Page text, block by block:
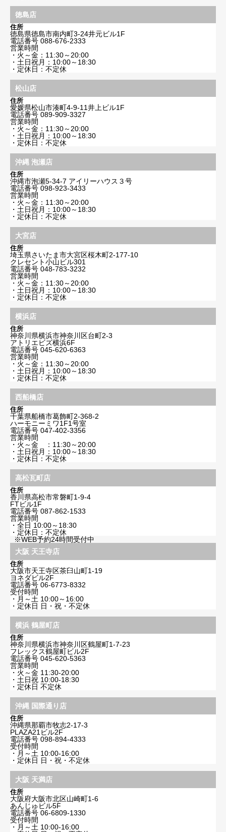
徳島店
住所
徳島県徳島市南内町3-24井元ビル1F
電話番号 088-676-2333
営業時間
・火～金：11:30～20:00
・土日祝月：10:00～18:30
・定休日：不定休
松山店
住所
愛媛県松山市湊町4-9-11井上ビル1F
電話番号 089-909-3327
営業時間
・火～金：11:30～20:00
・土日祝月：10:00～18:30
・定休日：不定休
沖縄 泡瀬店
住所
沖縄市泡瀬5-34-7 アイリーハウス３号
電話番号 098-923-3433
営業時間
・火～金：11:30～20:00
・土日祝月：10:00～18:30
・定休日：不定休
大宮店
住所
埼玉県さいたま市大宮区桜木町2-177-10
クレセント小山ビル301
電話番号 048-783-3232
営業時間
・火～金：11:30～20:00
・土日祝月：10:00～18:30
・定休日：不定休
横浜店
住所
神奈川県横浜市神奈川区台町2-3
アトリエビズ横浜6F
電話番号 045-620-6363
営業時間
・火～金：11:30～20:00
・土日祝月：10:00～18:30
・定休日：不定休
西船橋店
住所
千葉県船橋市葛飾町2-368-2
ハーモニーミワ1F1号室
電話番号 047-402-3356
営業時間
・火～金 ：11:30～20:00
・土日祝月：10:00～18:30
・定休日：不定休
高松瓦町店
住所
香川県高松市常磐町1-9-4
FTビル1F
電話番号 087-862-1533
営業時間
・全日 10:00～18:30
・定休日：不定休
※WEB予約24時間受付中
大阪 天王寺店
住所
大阪市天王寺区茶臼山町1-19
ヨネダビル2F
電話番号 06-6773-8332
受付時間
・月～土 10:00～16:00
・定休日 日・祝・不定休
横浜 鶴屋町店
住所
神奈川県横浜市神奈川区鶴屋町1-7-23
フレックス鶴屋町ビル2F
電話番号 045-620-5363
営業時間
・火～金 11:30-20:00
・土日祝 10:00-18:30
・定休日 不定休
沖縄 国際通り店
住所
沖縄県那覇市牧志2-17-3
PLAZA21ビル2F
電話番号 098-894-4333
受付時間
・月～土 10:00-16:00
・定休日 日・祝・不定休
大阪 天満店
住所
大阪府大阪市北区山崎町1-6
あんじゅビル5F
電話番号 06-6809-1330
受付時間
・月～土 10:00-16:00